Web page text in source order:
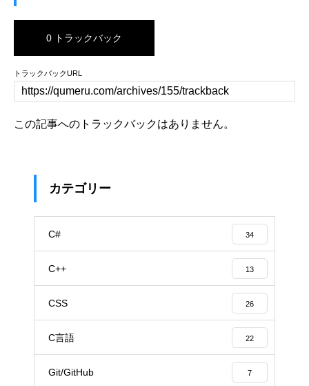
0 トラックバック
トラックバックURL
この記事へのトラックバックはありません。
カテゴリー
C# 34
C++ 13
CSS 26
C言語 22
Git/GitHub 7